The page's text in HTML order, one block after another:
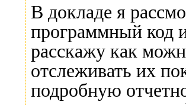
В докладе я
программный код
расскажу как
отслеживать их
подробную